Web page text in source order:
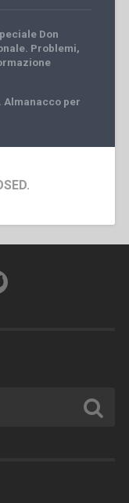
Don
Problemi,
Almanacco per